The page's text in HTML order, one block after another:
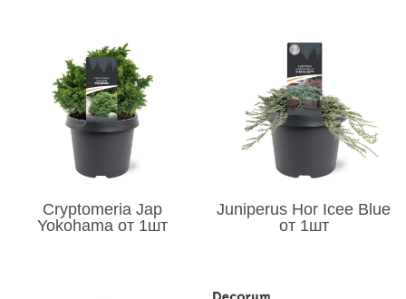
Cryptomeria Jap
Yokohama от 1шт
Juniperus Hor Icee Blue
от 1шт